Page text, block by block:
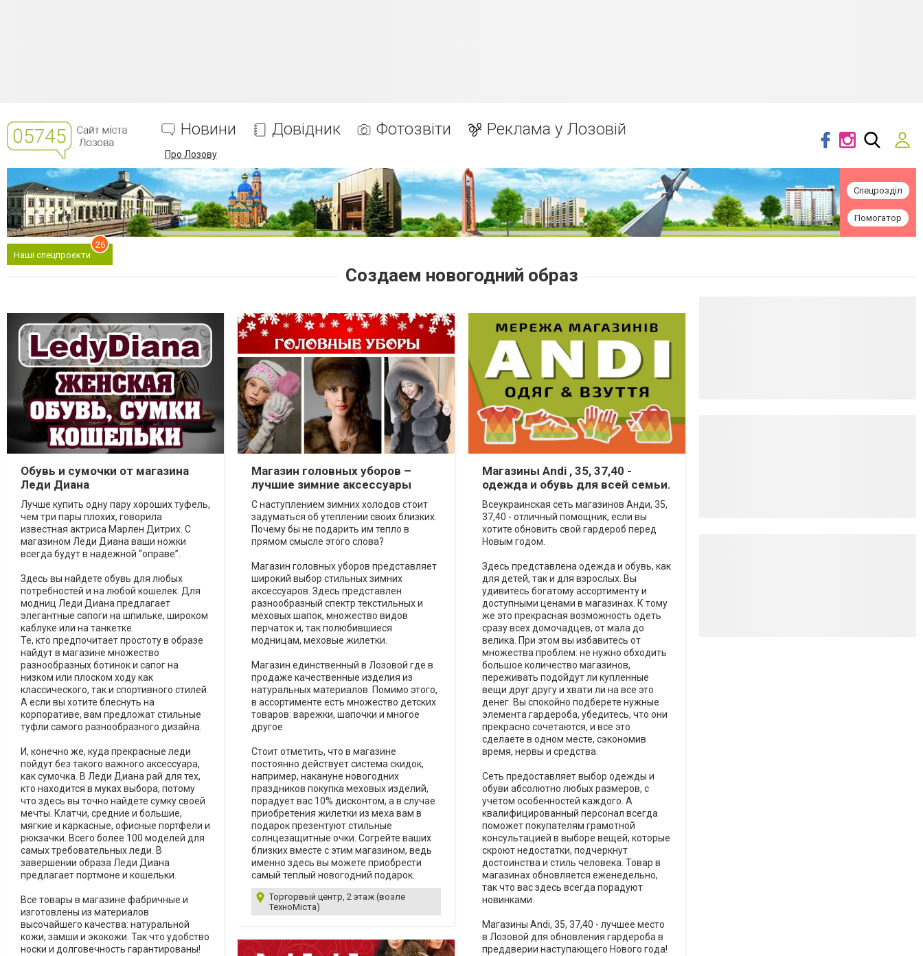
Новини Довідник Фотозвіти Реклама у Лозовій
Про Лозову
Спецрозділ
Помогатор
Наші спецпроєкти
26
Создаем новогодний образ
Обувь и сумочки от магазина
Леди Диана
Лучше купить одну пару хороших туфель,
чем три пары плохих, говорила
известная актриса Марлен Дитрих. С
магазином Леди Диана ваши ножки
всегда будут в надежной “оправе”.
Здесь вы найдете обувь для любых
потребностей и на любой кошелек. Для
модниц Леди Диана предлагает
элегантные сапоги на шпильке, широком
каблуке или на танкетке.
Те, кто предпочитает простоту в образе
найдут в магазине множество
разнообразных ботинок и сапог на
низком или плоском ходу как
классического, так и спортивного стилей.
А если вы хотите блеснуть на
корпоративе, вам предложат стильные
туфли самого разнообразного дизайна.
И, конечно же, куда прекрасные леди
пойдут без такого важного аксессуара,
как сумочка. В Леди Диана рай для тех,
кто находится в муках выбора, потому
что здесь вы точно найдёте сумку своей
мечты. Клатчи, средние и большие,
мягкие и каркасные, офисные портфели и
рюкзачки. Всего более 100 моделей для
самых требовательных леди. В
завершении образа Леди Диана
предлагает портмоне и кошельки.
Все товары в магазине фабричные и
изготовлены из материалов
высочайшего качества: натуральной
кожи, замши и экокожи. Так что удобство
носки и долговечность гарантированы!
Магазин головных уборов –
лучшие зимние аксессуары
С наступлением зимних холодов стоит
задуматься об утеплении своих близких.
Почему бы не подарить им тепло в
прямом смысле этого слова?
Магазин головных уборов представляет
широкий выбор стильных зимних
аксессуаров. Здесь представлен
разнообразный спектр текстильных и
меховых шапок, множество видов
перчаток и, так полюбившиеся
модницам, меховые жилетки.
Магазин единственный в Лозовой где в
продаже качественные изделия из
натуральных материалов. Помимо этого,
в ассортименте есть множество детских
товаров: варежки, шапочки и многое
другое.
Стоит отметить, что в магазине
постоянно действует система скидок,
например, накануне новогодних
праздников покупка меховых изделий,
порадует вас 10% дисконтом, а в случае
приобретения жилетки из меха вам в
подарок презентуют стильные
солнцезащитные очки. Согрейте ваших
близких вместе с этим магазином, ведь
именно здесь вы можете приобрести
самый теплый новогодний подарок.
Торгорвый центр, 2 этаж (возле
ТехноМіста)
Магазины Andi , 35, 37,40 -
одежда и обувь для всей семьи.
Всеукраинская сеть магазинов Анди, 35,
37,40 - отличный помощник, если вы
хотите обновить свой гардероб перед
Новым годом.
Здесь представлена одежда и обувь, как
для детей, так и для взрослых. Вы
удивитесь богатому ассортименту и
доступными ценами в магазинах. К тому
же это прекрасная возможность одеть
сразу всех домочадцев, от мала до
велика. При этом вы избавитесь от
множества проблем: не нужно обходить
большое количество магазинов,
переживать подойдут ли купленные
вещи друг другу и хвати ли на все это
денег. Вы спокойно подберете нужные
элемента гардероба, убедитесь, что они
прекрасно сочетаются, и все это
сделаете в одном месте, сэкономив
время, нервы и средства.
Сеть предоставляет выбор одежды и
обуви абсолютно любых размеров, с
учётом особенностей каждого. А
квалифицированный персонал всегда
поможет покупателям грамотной
консультацией в выборе вещей, которые
скроют недостатки, подчеркнут
достоинства и стиль человека. Товар в
магазинах обновляется еженедельно,
так что вас здесь всегда порадуют
новинками.
Магазины Andi, 35, 37,40 - лучшее место
в Лозовой для обновления гардероба в
преддверии наступающего Нового года!